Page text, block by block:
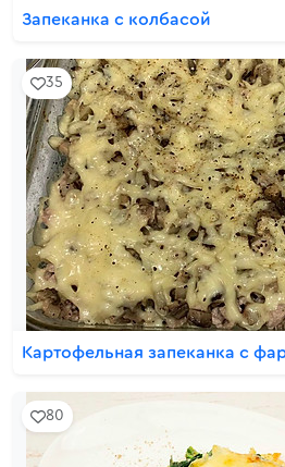
Запеканка с колбасой
35
Картофельная запеканка с
80